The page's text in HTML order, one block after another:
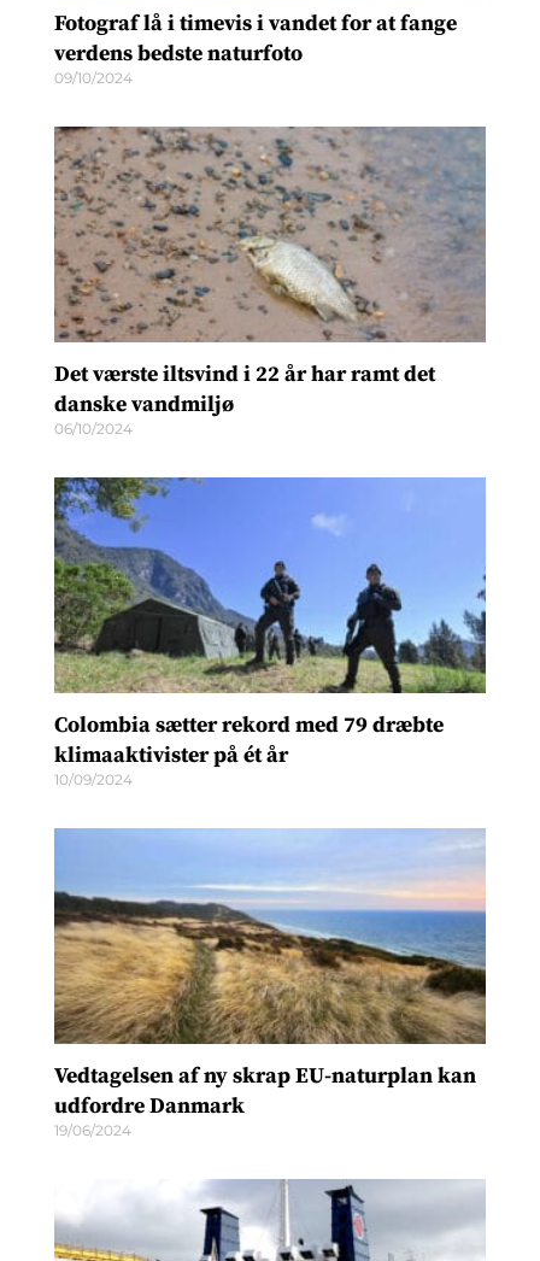
Fotograf lå i timevis i vandet for at fange
verdens bedste naturfoto
09/10/2024
Det værste iltsvind i 22 år har ramt det
danske vandmiljø
06/10/2024
Colombia sætter rekord med 79 dræbte
klimaaktivister på ét år
10/09/2024
Vedtagelsen af ny skrap EU-naturplan kan
udfordre Danmark
19/06/2024